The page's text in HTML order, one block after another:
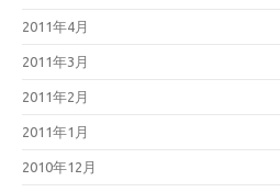
2011年4月
2011年3月
2011年2月
2011年1月
2010年12月